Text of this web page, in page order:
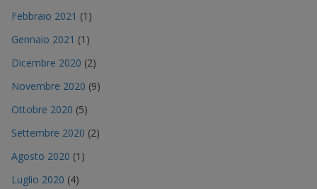
Febbraio 2021 (1)
Gennaio 2021 (1)
Dicembre 2020 (2)
Novembre 2020 (9)
Ottobre 2020 (5)
Settembre 2020 (2)
Agosto 2020 (1)
Luglio 2020 (4)